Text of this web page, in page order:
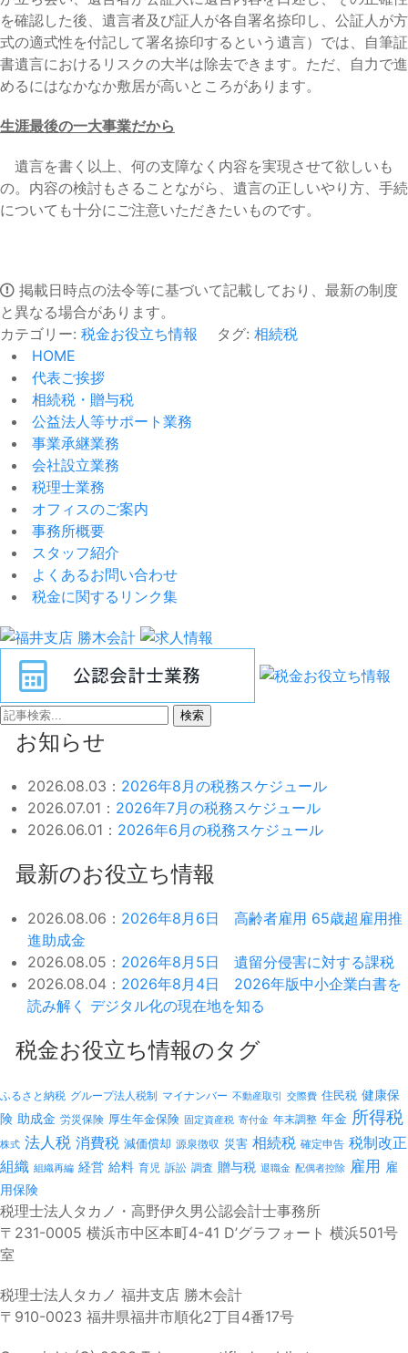
を確認した後、遺言者及び証人が各自署名捺印し、公証人が方
式の適式性を付記して署名捺印するという遺言）では、自筆証
書遺言におけるリスクの大半は除去できます。ただ、自力で進
めるにはなかなか敷居が高いところがあります。
生涯最後の一大事業だから
遺言を書く以上、何の支障なく内容を実現させて欲しいも
の。内容の検討もさることながら、遺言の正しいやり方、手続
についても十分にご注意いただきたいものです。
掲載日時点の法令等に基づいて記載しており、最新の制度
と異なる場合があります。
カテゴリー: 税金お役立ち情報 タグ: 相続税
HOME
代表ご挨拶
相続税・贈与税
公益法人等サポート業務
事業承継業務
会社設立業務
税理士業務
オフィスのご案内
事務所概要
スタッフ紹介
よくあるお問い合わせ
税金に関するリンク集
検索
お知らせ
2026.08.03： 2026年8月の税務スケジュール
2026.07.01： 2026年7月の税務スケジュール
2026.06.01： 2026年6月の税務スケジュール
最新のお役立ち情報
2026.08.06： 2026年8月6日 高齢者雇用 65歳超雇用推
進助成金
2026.08.05： 2026年8月5日 遺留分侵害に対する課税
2026.08.04： 2026年8月4日 2026年版中小企業白書を
読み解く デジタル化の現在地を知る
税金お役立ち情報のタグ
ふるさと納税 グループ法人税制 マイナンバー 不動産取引 交際費 住民税 健康保
険 助成金 労災保険 厚生年金保険 固定資産税 寄付金 年末調整 年金 所得税
株式 法人税 消費税 減価償却 源泉徴収 災害 相続税 確定申告 税制改正
組織 組織再編 経営 給料 育児 訴訟 調査 贈与税 退職金 配偶者控除 雇用 雇
用保険
税理士法人タカノ・高野伊久男公認会計士事務所
〒231-0005 横浜市中区本町4-41 D’グラフォート 横浜501号
室
税理士法人タカノ 福井支店 勝木会計
〒910-0023 福井県福井市順化2丁目4番17号